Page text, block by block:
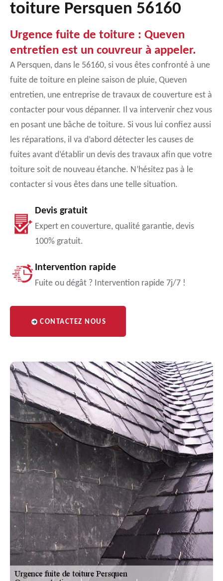
toiture Persquen 56160
Urgence fuite de toiture : Queven
entretien est un couvreur à appeler.
A Persquen, dans le 56160, si vous êtes confronté à une
fuite de toiture en pleine saison de pluie, Queven
entretien, une entreprise de travaux de couverture est à
contacter pour vous dépanner. Il va intervenir chez vous
en posant une bâche de toiture. Si vous lui confiez aussi
les réparations, il va d’abord détecter les causes de
fuites avant d’établir un devis des travaux afin que votre
toiture soit de nouveau étanche. N’hésitez pas à le
contacter si vous êtes dans une telle situation.
Devis gratuit
Expert en couverture, qualité garantie, devis
100% gratuit.
Intervention rapide
Fuite ou dégât ? Intervention rapide 7j/7 !
CONTACTEZ NOUS